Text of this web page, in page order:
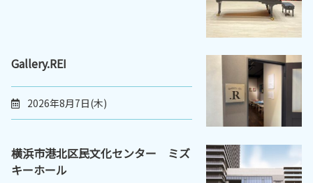
Gallery.REI
2026年8月7日(木)
横浜市港北区民文化センター ミズ
キーホール